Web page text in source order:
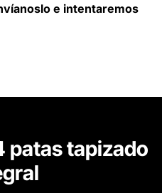
e intentaremos
patas tapizado